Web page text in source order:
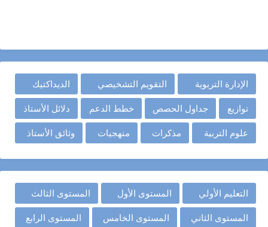
الإدارة التربوية التقويم التشخيصي الديداكتيك
توازيع جداول الحصص خطط الدعم دلائل الأستاذ
علوم التربية مذكرات منهجيات وثائق الأستاذ
التعليم الأولي المستوى الأول المستوى الثالث
المستوى الثاني المستوى الخامس المستوى الرابع